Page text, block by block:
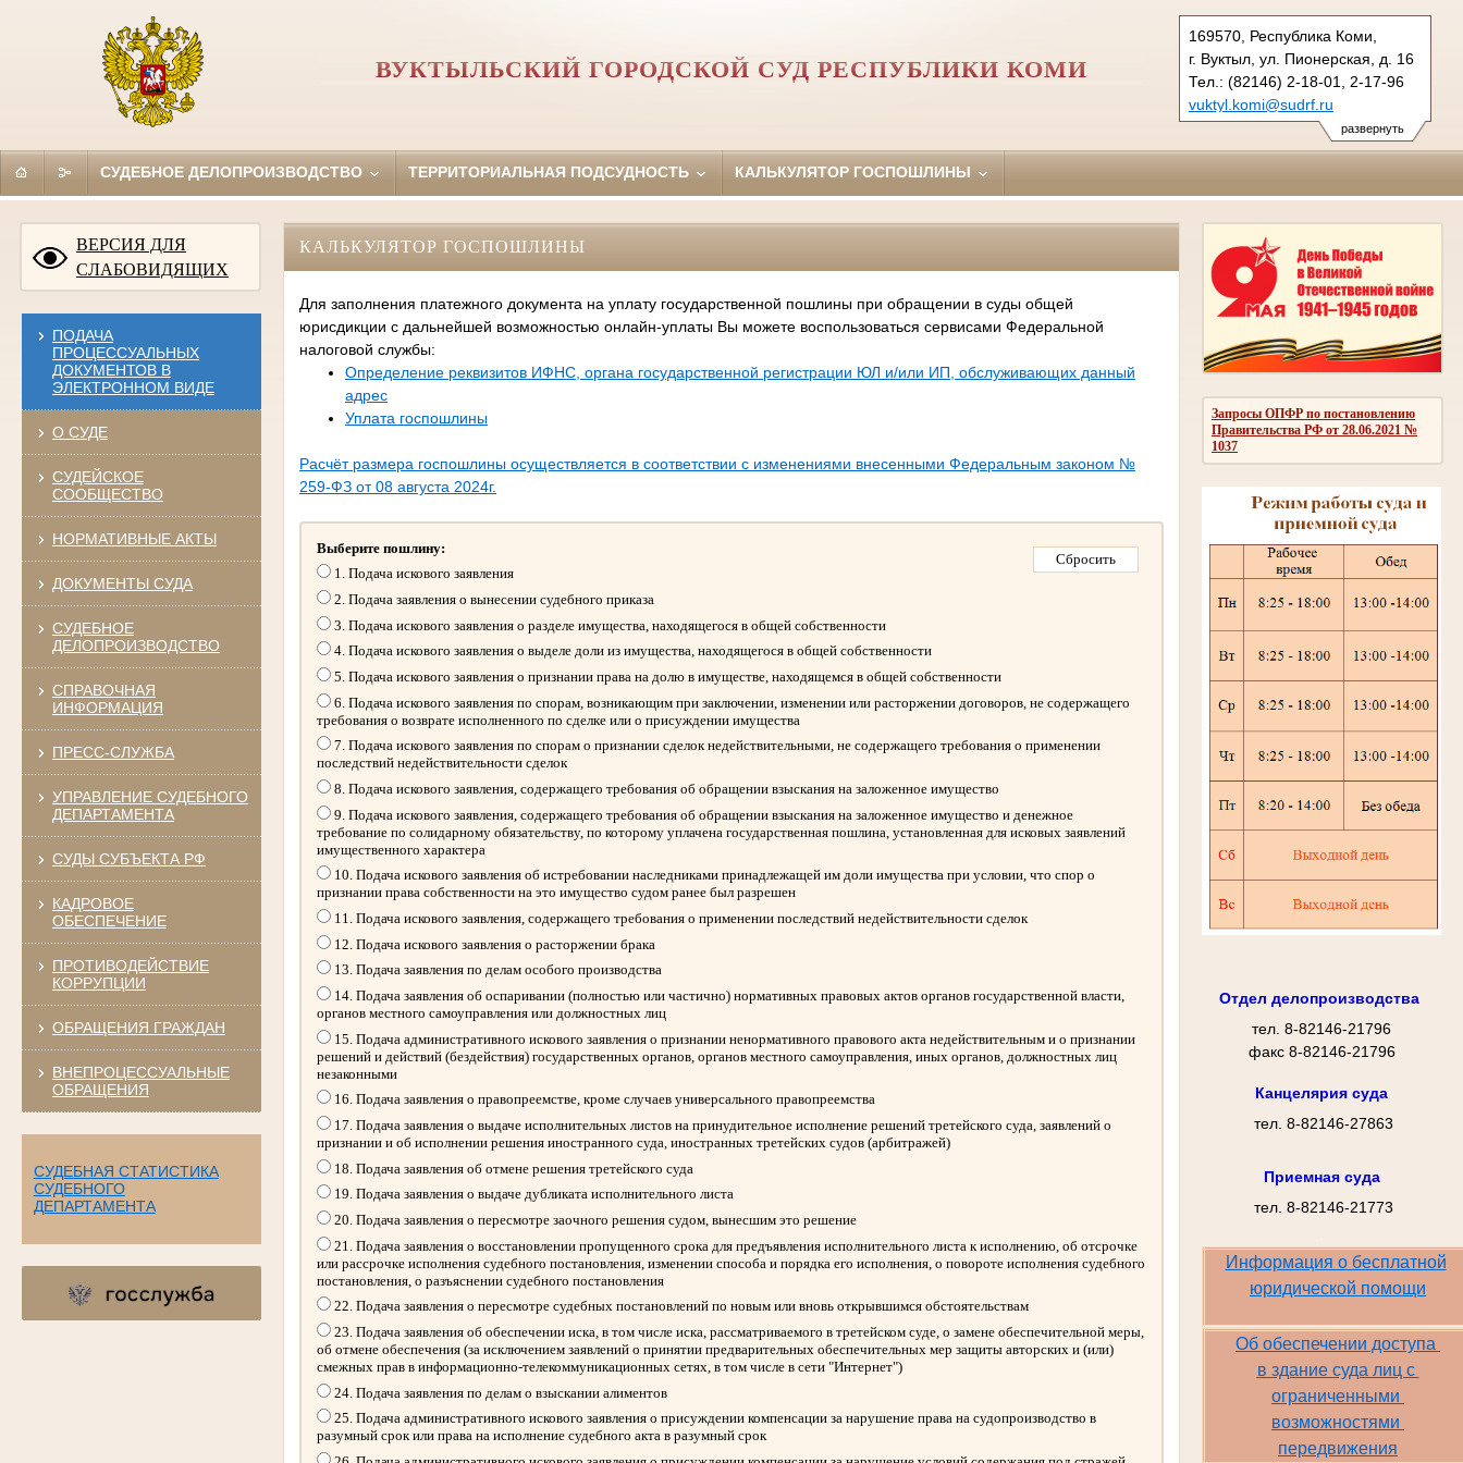
развернуть
169570, Республика Коми,
г. Вуктыл, ул. Пионерская, д. 16
Тел.: (82146) 2-18-01, 2-17-96
vuktyl.komi@sudrf.ru
показать на карте
ВУКТЫЛЬСКИЙ ГОРОДСКОЙ СУД РЕСПУБЛИКИ КОМИ
СУДЕБНОЕ ДЕЛОПРОИЗВОДСТВО ТЕРРИТОРИАЛЬНАЯ ПОДСУДНОСТЬ КАЛЬКУЛЯТОР ГОСПОШЛИНЫ
ВЕРСИЯ ДЛЯ
СЛАБОВИДЯЩИХ
ПОДАЧА
ПРОЦЕССУАЛЬНЫХ
ДОКУМЕНТОВ В
ЭЛЕКТРОННОМ ВИДЕ
О СУДЕ
СУДЕЙСКОЕ
СООБЩЕСТВО
НОРМАТИВНЫЕ АКТЫ
ДОКУМЕНТЫ СУДА
СУДЕБНОЕ
ДЕЛОПРОИЗВОДСТВО
СПРАВОЧНАЯ
ИНФОРМАЦИЯ
ПРЕСС-СЛУЖБА
УПРАВЛЕНИЕ СУДЕБНОГО
ДЕПАРТАМЕНТА
СУДЫ СУБЪЕКТА РФ
КАДРОВОЕ
ОБЕСПЕЧЕНИЕ
ПРОТИВОДЕЙСТВИЕ
КОРРУПЦИИ
ОБРАЩЕНИЯ ГРАЖДАН
ВНЕПРОЦЕССУАЛЬНЫЕ
ОБРАЩЕНИЯ
СУДЕБНАЯ СТАТИСТИКА
СУДЕБНОГО
ДЕПАРТАМЕНТА
Запросы ОПФР по постановлению
Правительства РФ от 28.06.2021 №
1037
Отдел делопроизводства
тел. 8-82146-21796
факс 8-82146-21796
Канцелярия суда
тел. 8-82146-27863
Приемная суда
тел. 8-82146-21773
Информация о бесплатной
юридической помощи
Об обеспечении доступа
в здание суда лиц с
ограниченными
возможностями
передвижения
КАЛЬКУЛЯТОР ГОСПОШЛИНЫ
Для заполнения платежного документа на уплату государственной пошлины при обращении в суды общей
юрисдикции с дальнейшей возможностью онлайн-уплаты Вы можете воспользоваться сервисами Федеральной
налоговой службы:
Определение реквизитов ИФНС, органа государственной регистрации ЮЛ и/или ИП, обслуживающих данный
адрес
Уплата госпошлины
Расчёт размера госпошлины осуществляется в соответствии с изменениями внесенными Федеральным законом №
259-ФЗ от 08 августа 2024г.
Выберите пошлину:
1. Подача искового заявления
2. Подача заявления о вынесении судебного приказа
3. Подача искового заявления о разделе имущества, находящегося в общей собственности
4. Подача искового заявления о выделе доли из имущества, находящегося в общей собственности
5. Подача искового заявления о признании права на долю в имуществе, находящемся в общей собственности
6. Подача искового заявления по спорам, возникающим при заключении, изменении или расторжении договоров, не содержащего
требования о возврате исполненного по сделке или о присуждении имущества
7. Подача искового заявления по спорам о признании сделок недействительными, не содержащего требования о применении
последствий недействительности сделок
8. Подача искового заявления, содержащего требования об обращении взыскания на заложенное имущество
9. Подача искового заявления, содержащего требования об обращении взыскания на заложенное имущество и денежное
требование по солидарному обязательству, по которому уплачена государственная пошлина, установленная для исковых заявлений
имущественного характера
10. Подача искового заявления об истребовании наследниками принадлежащей им доли имущества при условии, что спор о
признании права собственности на это имущество судом ранее был разрешен
11. Подача искового заявления, содержащего требования о применении последствий недействительности сделок
12. Подача искового заявления о расторжении брака
13. Подача заявления по делам особого производства
14. Подача заявления об оспаривании (полностью или частично) нормативных правовых актов органов государственной власти,
органов местного самоуправления или должностных лиц
15. Подача административного искового заявления о признании ненормативного правового акта недействительным и о признании
решений и действий (бездействия) государственных органов, органов местного самоуправления, иных органов, должностных лиц
незаконными
16. Подача заявления о правопреемстве, кроме случаев универсального правопреемства
17. Подача заявления о выдаче исполнительных листов на принудительное исполнение решений третейского суда, заявлений о
признании и об исполнении решения иностранного суда, иностранных третейских судов (арбитражей)
18. Подача заявления об отмене решения третейского суда
19. Подача заявления о выдаче дубликата исполнительного листа
20. Подача заявления о пересмотре заочного решения судом, вынесшим это решение
21. Подача заявления о восстановлении пропущенного срока для предъявления исполнительного листа к исполнению, об отсрочке
или рассрочке исполнения судебного постановления, изменении способа и порядка его исполнения, о повороте исполнения судебного
постановления, о разъяснении судебного постановления
22. Подача заявления о пересмотре судебных постановлений по новым или вновь открывшимся обстоятельствам
23. Подача заявления об обеспечении иска, в том числе иска, рассматриваемого в третейском суде, о замене обеспечительной меры,
об отмене обеспечения (за исключением заявлений о принятии предварительных обеспечительных мер защиты авторских и (или)
смежных прав в информационно-телекоммуникационных сетях, в том числе в сети "Интернет")
24. Подача заявления по делам о взыскании алиментов
25. Подача административного искового заявления о присуждении компенсации за нарушение права на судопроизводство в
разумный срок или права на исполнение судебного акта в разумный срок